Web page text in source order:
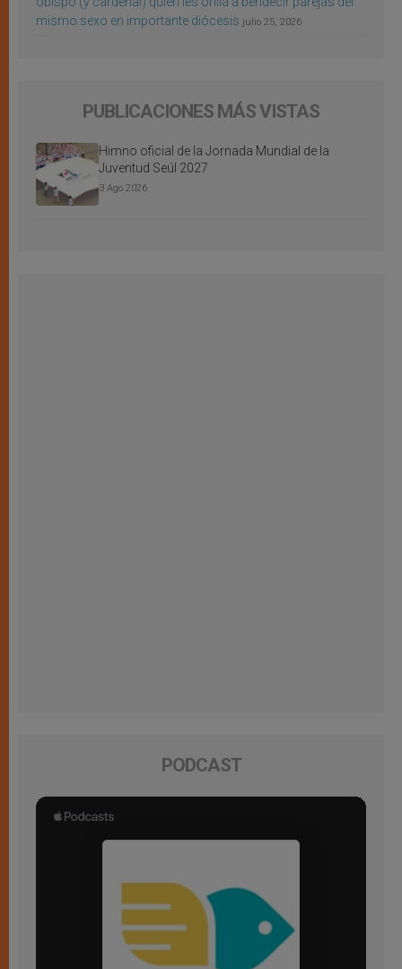
mismo sexo en importante diócesis julio 25, 2026
PUBLICACIONES MÁS VISTAS
Himno oficial de la Jornada Mundial de la
Juventud Seúl 2027
3 Ago 2026
PODCAST